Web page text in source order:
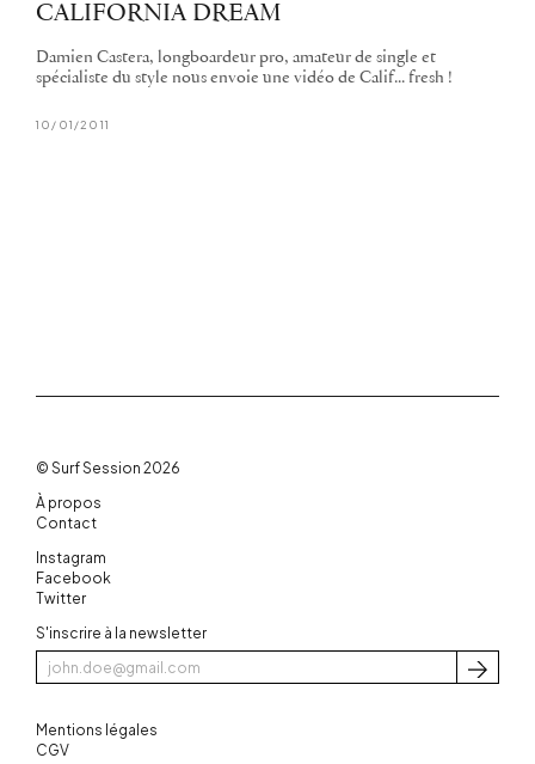
CALIFORNIA DREAM
Damien Castera, longboardeur pro, amateur de single et
spécialiste du style nous envoie une vidéo de Calif... fresh !
10/01/2011
© Surf Session 2026
À propos
Contact
Instagram
Facebook
Twitter
S'inscrire à la newsletter
Mentions légales
CGV